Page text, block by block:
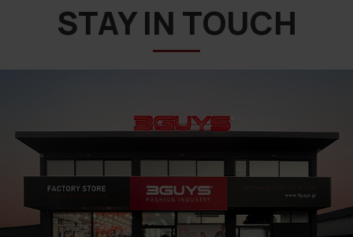
STAY IN TOUCH